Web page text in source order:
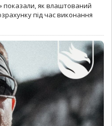
показали, як влаштований
під час виконання